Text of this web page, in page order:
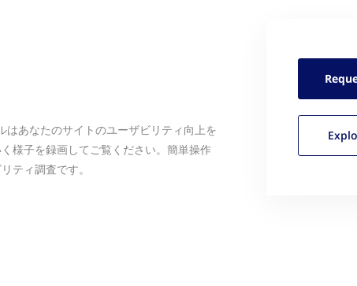
はあなたのサイトのユーザビリティ向上を
様子を録画してご覧ください。簡単操作
ティ調査です。